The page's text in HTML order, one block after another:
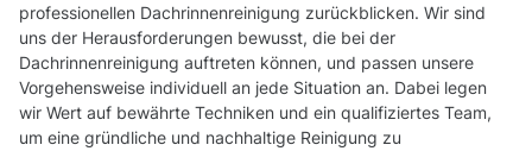
professionellen Dachrinnenreinigung zurückblicken. Wir sind
uns der Herausforderungen bewusst, die bei der
Dachrinnenreinigung auftreten können, und passen unsere
Vorgehensweise individuell an jede Situation an. Dabei legen
wir Wert auf bewährte Techniken und ein qualifiziertes Team,
um eine gründliche und nachhaltige Reinigung zu